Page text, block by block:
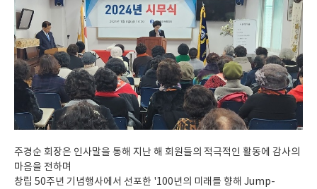
주경순 회장은 인사말을 통해 지난 해 회원들의 적극적인 활동에 감사의
마음을 전하며
창립 50주년 기념행사에서 선포한 '100년의 미래를 향해 Jump-